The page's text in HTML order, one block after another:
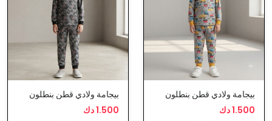
بيجامة ولادي قطن بنطلون
1.500 دك
بيجامة ولادي قطن بنطلون
1.500 دك